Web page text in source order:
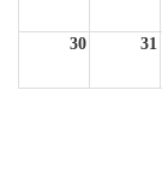
30 31